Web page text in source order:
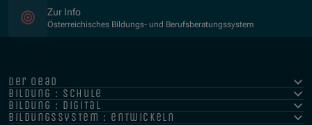
Zur Info
Österreichisches Bildungs- und Berufsberatungssystem
der oead
bildung : schule
bildung : digital
bildungssystem : entwickeln